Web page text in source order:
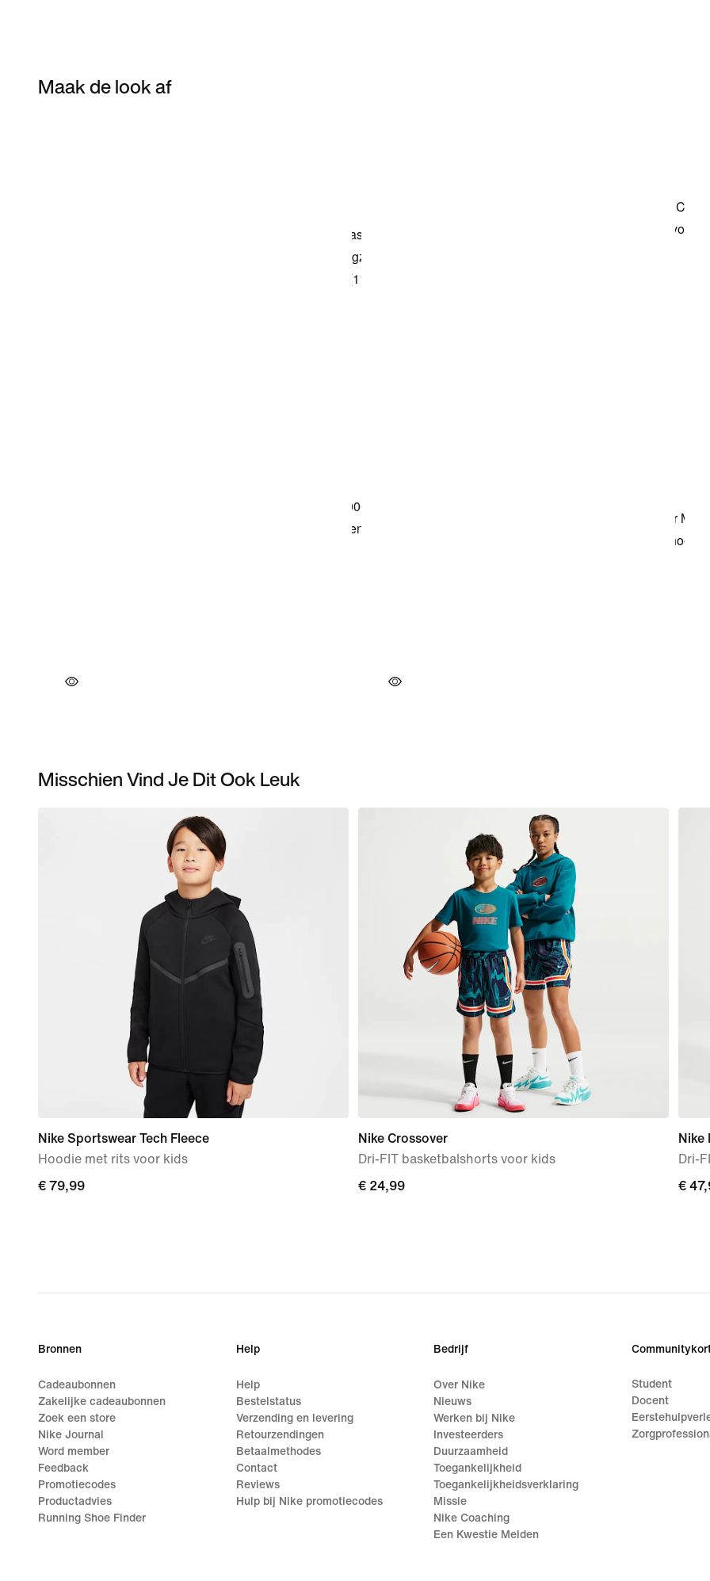
Maak de look af
Misschien Vind Je Dit Ook Leuk
Nike Sportswear Tech Fleece
Hoodie met rits voor kids
€ 79,99
€ 79,99
Nike Crossover
Dri-FIT basketbalshorts voor kids
€ 24,99
€ 24,99
Nike
Dri-
€
€
Bronnen
Cadeaubonnen
Zakelijke cadeaubonnen
Zoek een store
Nike Journal
Word member
Feedback
Promotiecodes
Productadvies
Running Shoe Finder
Help
Help
Bestelstatus
Verzending en levering
Retourzendingen
Betaalmethodes
Contact
Reviews
Hulp bij Nike promotiecodes
Bedrijf
Over Nike
Nieuws
Werken bij Nike
Investeerders
Duurzaamheid
Toegankelijkheid
Toegankelijkheidsverklaring
Missie
Nike Coaching
Een Kwestie Melden
Student
Docent